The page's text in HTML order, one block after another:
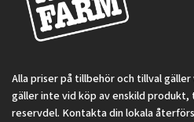
Alla priser på tillbehör och tillval gäller
gäller inte vid köp av enskild produkt,
reservdel. Kontakta din lokala